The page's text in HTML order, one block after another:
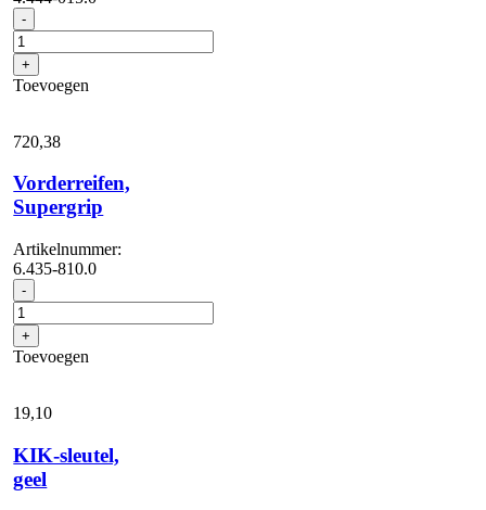
- Zuigslang
toebehoren
aantal
+
Toevoegen
720,38
Vorderreifen,
Supergrip
Artikelnummer:
6.435-810.0
- Vorderreifen,
Supergrip
aantal
+
Toevoegen
19,10
KIK-sleutel,
geel